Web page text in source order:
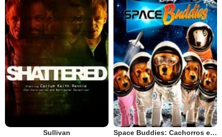
Sullivan Space Buddies: Cachorros en el espacio